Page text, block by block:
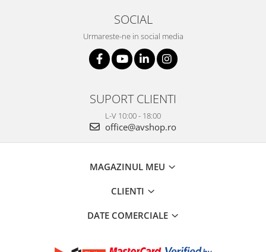
SOCIAL
Urmareste-ne in social media
SUPORT CLIENTI
L-V 10:00 - 18:00
office@avshop.ro
MAGAZINUL MEU
CLIENTI
DATE COMERCIALE